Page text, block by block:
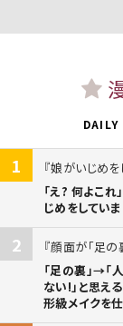
DAILY
1
娘がいじめを
「え? 何よこ
じめをしてい
2
顔面が「足の
「足の裏」→「
ない!」と思え
形級メイクを